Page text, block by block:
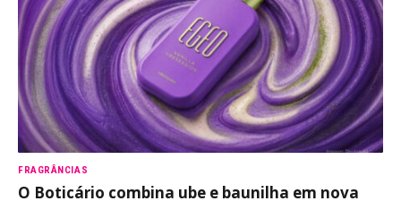
FRAGRÂNCIAS
O Boticário combina ube e baunilha em nova